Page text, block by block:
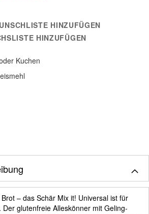
HINZUFÜGEN
HINZUFÜGEN
Kuchen
– das Schär Mix it! Universal ist für
glutenfreie Alleskönner mit Geling-